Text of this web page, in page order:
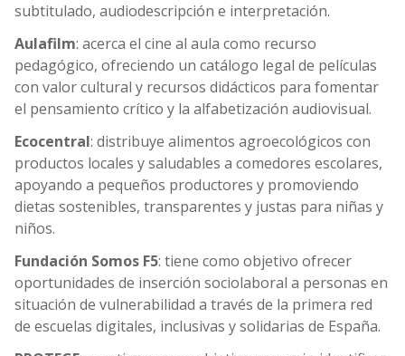
subtitulado, audiodescripción e interpretación.
Aulafilm: acerca el cine al aula como recurso
pedagógico, ofreciendo un catálogo legal de películas
con valor cultural y recursos didácticos para fomentar
el pensamiento crítico y la alfabetización audiovisual.
Ecocentral: distribuye alimentos agroecológicos con
productos locales y saludables a comedores escolares,
apoyando a pequeños productores y promoviendo
dietas sostenibles, transparentes y justas para niñas y
niños.
Fundación Somos F5: tiene como objetivo ofrecer
oportunidades de inserción sociolaboral a personas en
situación de vulnerabilidad a través de la primera red
de escuelas digitales, inclusivas y solidarias de España.